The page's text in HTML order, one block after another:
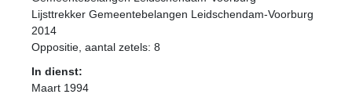
Lijsttrekker Gemeentebelangen Leidschendam-Voorburg
2014
Oppositie , aantal zetels: 8
In dienst:
Maart 1994